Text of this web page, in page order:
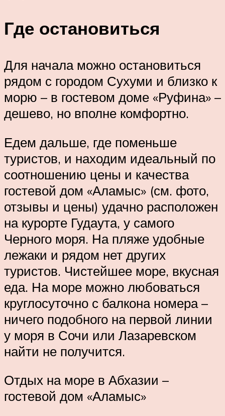
Где остановиться
Для начала можно остановиться
рядом с городом Сухуми и близко к
морю – в гостевом доме «Руфина» –
дешево, но вполне комфортно.
Едем дальше, где поменьше
туристов, и находим идеальный по
соотношению цены и качества
гостевой дом «Аламыс» (см. фото,
отзывы и цены) удачно расположен
на курорте Гудаута, у самого
Черного моря. На пляже удобные
лежаки и рядом нет других
туристов. Чистейшее море, вкусная
еда. На море можно любоваться
круглосуточно с балкона номера –
ничего подобного на первой линии
у моря в Сочи или Лазаревском
найти не получится.
Отдых на море в Абхазии –
гостевой дом «Аламыс»